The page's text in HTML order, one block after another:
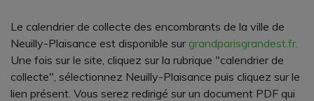
Le calendrier de collecte des encombrants de la ville de
Neuilly-Plaisance est disponible sur grandparisgrandest.fr.
Une fois sur le site, cliquez sur la rubrique "calendrier de
collecte", sélectionnez Neuilly-Plaisance puis cliquez sur le
lien présent. Vous serez redirigé sur un document PDF qui